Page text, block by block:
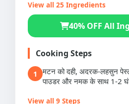
View all 25 Ingredients
40% OFF All
Cooking Steps
1
मटन को दही, अदरक-लहसुन पेस्ट,
पाउडर और नमक के साथ 1-2
View all 9 Steps